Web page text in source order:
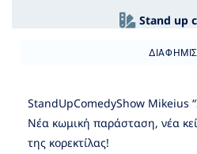
Stand up
StandUpComedyShow Mikeius
Νέα κωμική παράσταση, νέα
της κορεκτίλας!